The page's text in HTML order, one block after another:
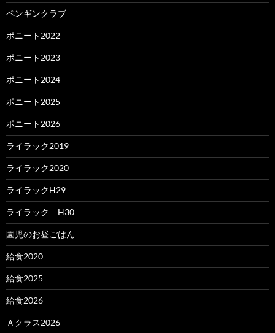
ペンギンクラブ
ポニート2022
ポニート2023
ポニート2024
ポニート2025
ポニート2026
ライラック2019
ライラック2020
ライラックH29
ライラック H30
園児のお昼ごはん
給食2020
給食2025
給食2026
Ａクラス2026